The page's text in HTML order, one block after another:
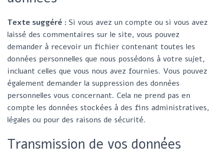
Texte suggéré : Si vous avez un compte ou si vous avez
laissé des commentaires sur le site, vous pouvez
demander à recevoir un fichier contenant toutes les
données personnelles que nous possédons à votre sujet,
incluant celles que vous nous avez fournies. Vous pouvez
également demander la suppression des données
personnelles vous concernant. Cela ne prend pas en
compte les données stockées à des fins administratives,
légales ou pour des raisons de sécurité.
Transmission de vos données